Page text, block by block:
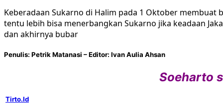
Keberadaan Sukarno di Halim pada 1 Oktober
tentu lebih bisa menerbangkan Sukarno jika keadaan
dan akhirnya bubar
Penulis: Petrik Matanasi – Editor: Ivan Aulia Ahsan
Soeharto
Tirto.Id